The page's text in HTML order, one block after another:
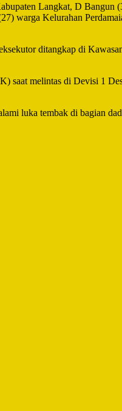
Langkat, D Bangun
warga Kelurahan
ditangkap di
saat melintas di Devisi 1
luka tembak di bagian